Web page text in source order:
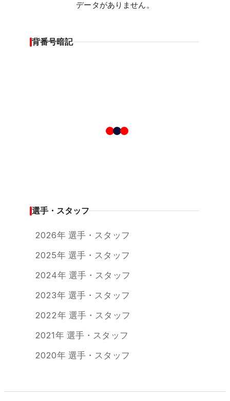
データがありません。
背番号暗記
選手・スタッフ
2026年 選手・スタッフ
2025年 選手・スタッフ
2024年 選手・スタッフ
2023年 選手・スタッフ
2022年 選手・スタッフ
2021年 選手・スタッフ
2020年 選手・スタッフ